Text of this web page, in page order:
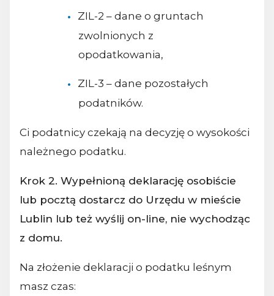
ZIL-2 – dane o gruntach
zwolnionych z
opodatkowania,
ZIL-3 – dane pozostałych
podatników.
Ci podatnicy czekają na decyzję o wysokości
należnego podatku.
Krok 2. Wypełnioną deklarację osobiście
lub pocztą dostarcz do Urzędu w mieście
Lublin lub też wyślij on-line, nie wychodząc
z domu.
Na złożenie deklaracji o podatku leśnym
masz czas: